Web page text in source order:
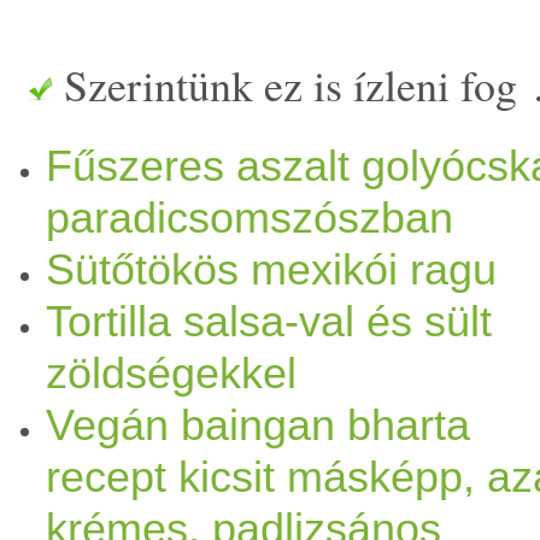
bazsalikom levél 50 g
só
turmixoljuk össze durvára
akik a darabosabb salsát
negyed fej vöröshagymát
kockázzanak apróra, és
A legfinomabb másnapra
kápiapaprikaegy részét tv
Szerintünk ez is ízleni
Fűszeres aszalt
paradicsomszószban
Sütőtökös mexikói ragu
Tortilla salsa-val és sült
zöldségekkel
Vegán baingan bharta
recept kicsit másképp,
krémes, padlizsános